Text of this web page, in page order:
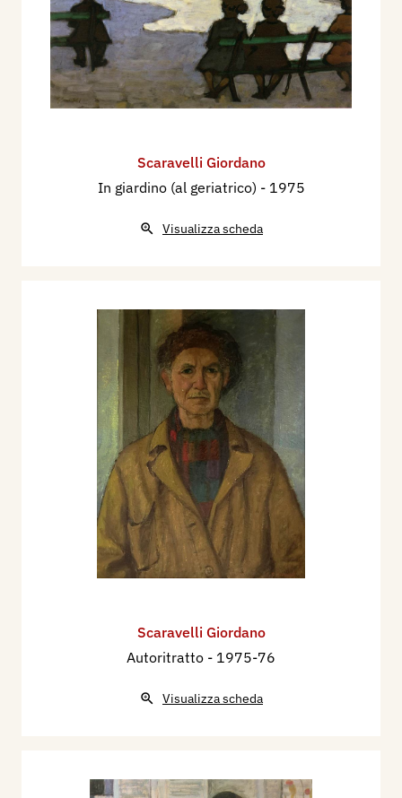
Scaravelli Giordano
In giardino (al geriatrico) - 1975
Visualizza scheda
Scaravelli Giordano
Autoritratto - 1975-76
Visualizza scheda